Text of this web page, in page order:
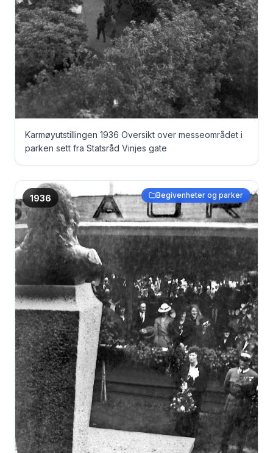
Karmøyutstillingen 1936 Oversikt over messeområdet i
parken sett fra Statsråd Vinjes gate
1936 Begivenheter og parker